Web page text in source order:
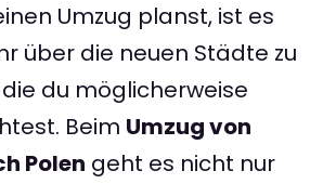
Umzug planst, ist es
über die neuen Städte zu
du möglicherweise
Beim Umzug von
Polen geht es nicht nur